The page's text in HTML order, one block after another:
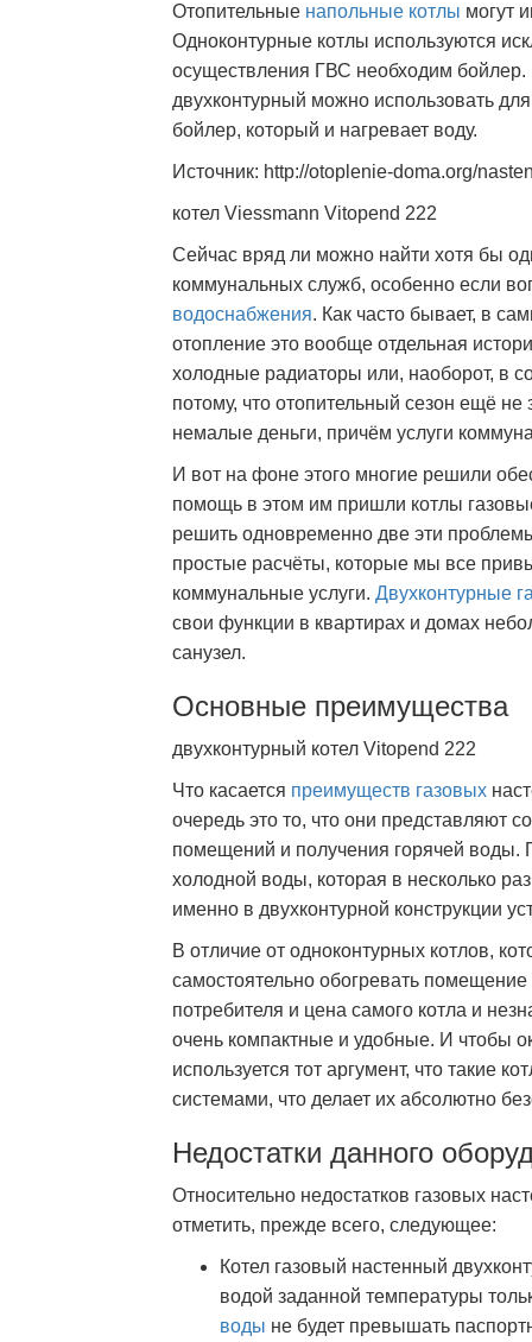
Отопительные напольные котлы могут
Одноконтурные котлы используются
осуществления ГВС необходим бойлер.
двухконтурный можно использовать
бойлер, который и нагревает воду.
Источник: http://otoplenie-doma.org/
котел Viessmann Vitopend 222
Сейчас вряд ли можно найти хотя бы
коммунальных служб, особенно если
водоснабжения. Как часто бывает, в
отопление это вообще отдельная
холодные радиаторы или, наоборот, в
потому, что отопительный сезон ещё не
немалые деньги, причём услуги
И вот на фоне этого многие решили
помощь в этом им пришли котлы
решить одновременно две эти
простые расчёты, которые мы все
коммунальные услуги. Двухконтурные
свои функции в квартирах и домах
санузел.
Основные преимущества
двухконтурный котел Vitopend 222
Что касается преимуществ газовых
очередь это то, что они представляют
помещений и получения горячей воды.
холодной воды, которая в несколько
именно в двухконтурной конструкции
В отличие от одноконтурных котлов,
самостоятельно обогревать
потребителя и цена самого котла и
очень компактные и удобные. И чтобы
используется тот аргумент, что такие
системами, что делает их абсолютно
Недостатки данного
Относительно недостатков газовых
отметить, прежде всего, следующее:
Котел газовый настенный
водой заданной температуры
воды не будет превышать